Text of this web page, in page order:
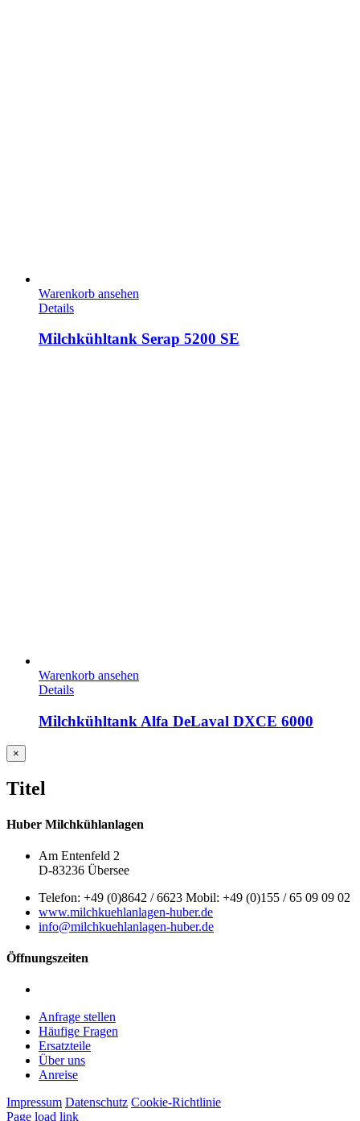
Warenkorb ansehen
Details
Milchkühltank Serap 5200 SE
Warenkorb ansehen
Details
Milchkühltank Alfa DeLaval DXCE 6000
Close
product
view
×
Titel
Huber Milchkühlanlagen
Am Entenfeld 2
D-83236 Übersee
Telefon: +49 (0)8642 / 6623 Mobil: +49 (0)155 / 65 09 09 02
www.milchkuehlanlagen-huber.de
info@milchkuehlanlagen-huber.de
Öffnungszeiten
Anfrage stellen
Häufige Fragen
Ersatzteile
Über uns
Anreise
Impressum Datenschutz Cookie-Richtlinie
Page load link